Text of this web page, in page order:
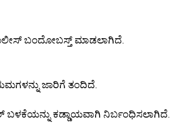
ಬಂದೋಬಸ್ತ್ ಮಾಡಲಾಗಿದೆ.
ಜಾರಿಗೆ ತಂದಿದೆ.
ಬಳಕೆಯನ್ನು ಕಡ್ಡಾಯವಾಗಿ ನಿರ್ಬಂಧಿಸಲಾಗಿದೆ.